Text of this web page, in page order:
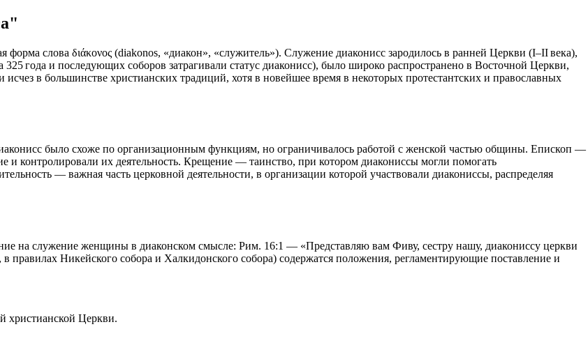
форма слова διάκονος (diakonos, «диакон», «служитель»). Служение диаконисс зародилось в ранней Церкви (I–II века),
года и последующих соборов затрагивали статус диаконисс), было широко распространено в Восточной Церкви,
в большинстве христианских традиций, хотя в новейшее время в некоторых протестантских и православных
было схоже по организационным функциям, но ограничивалось работой с женской частью общины. Епископ —
и контролировали их деятельность. Крещение — таинство, при котором диакониссы могли помогать
— важная часть церковной деятельности, в организации которой участвовали диакониссы, распределяя
на служение женщины в диаконском смысле: Рим. 16:1 — «Представляю вам Фиву, сестру нашу, диакониссу церкви
Никейского собора и Халкидонского собора) содержатся положения, регламентирующие поставление и
христианской Церкви.